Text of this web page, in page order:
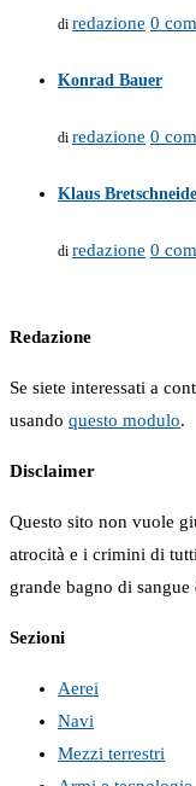
di redazione 0
Konrad Bauer
di redazione 0
Klaus
di redazione 0
Redazione
Se siete interessati a
usando questo modulo.
Disclaimer
Questo sito non vuole
atrocità e i crimini di
grande bagno di
Sezioni
Aerei
Navi
Mezzi terrestri